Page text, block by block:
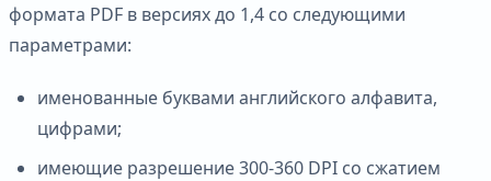
формата PDF в версиях до 1,4 со следующими
параметрами:
именованные буквами английского алфавита,
цифрами;
имеющие разрешение 300-360 DPI со сжатием